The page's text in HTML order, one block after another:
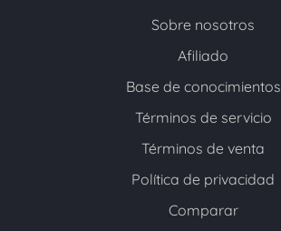
Sobre nosotros
Afiliado
Base de conocimientos
Términos de servicio
Términos de venta
Política de privacidad
Comparar